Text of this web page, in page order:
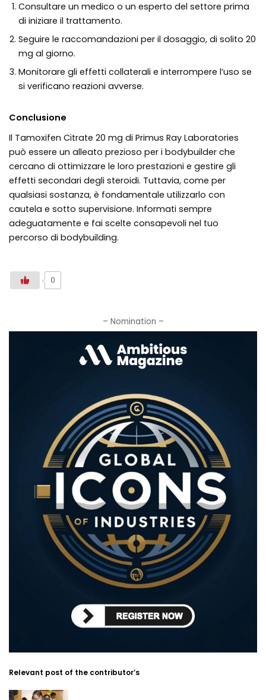
Consultare un medico o un esperto del settore prima
di iniziare il trattamento.
Seguire le raccomandazioni per il dosaggio, di solito 20
mg al giorno.
Monitorare gli effetti collaterali e interrompere l’uso se
si verificano reazioni avverse.
Conclusione
Il Tamoxifen Citrate 20 mg di Primus Ray Laboratories
può essere un alleato prezioso per i bodybuilder che
cercano di ottimizzare le loro prestazioni e gestire gli
effetti secondari degli steroidi. Tuttavia, come per
qualsiasi sostanza, è fondamentale utilizzarlo con
cautela e sotto supervisione. Informati sempre
adeguatamente e fai scelte consapevoli nel tuo
percorso di bodybuilding.
0
– Nomination –
Relevant post of the contributor’s